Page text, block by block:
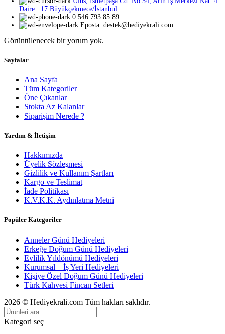
Daire : 17 Büyükçekmece/İstanbul
0 546 793 85 89
Eposta: destek@hediyekrali.com
Görüntülenecek bir yorum yok.
Sayfalar
Ana Sayfa
Tüm Kategoriler
Öne Çıkanlar
Stokta Az Kalanlar
Siparişim Nerede ?
Yardım & İletişim
Hakkımızda
Üyelik Sözleşmesi
Gizlilik ve Kullanım Şartları
Kargo ve Teslimat
İade Politikası
K.V.K.K. Aydınlatma Metni
Popüler Kategoriler
Anneler Günü Hediyeleri
Erkeğe Doğum Günü Hediyeleri
Evlilik Yıldönümü Hediyeleri
Kurumsal – İş Yeri Hediyeleri
Kişiye Özel Doğum Günü Hediyeleri
Türk Kahvesi Fincan Setleri
2026 © Hediyekrali.com Tüm hakları saklıdır.
Kategori seç